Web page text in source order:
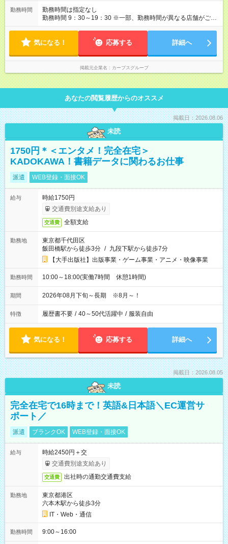
勤務時間
勤務時間は指定なし
勤務時間 9：30～19：30 ※一部、勤務時間が異なる店舗がござ
います。 ＜営業時間＞ 平日／10：00～13：00、15：00～19：
深夜シフトはありません）
気になる！ 応募する 詳細へ
掲載元企業名 カーブスグループ
あなたの閲覧履歴からのオススメ
掲載日：2026.08.06
未読
1750円＊＜エンタメ！完全在宅＞
KADOKAWA！書籍データに関わるお仕事
派遣 WEB登録・面接OK
給与
時給1750円
交通費別途支給あり
交通費 全額支給
勤務地
東京都千代田区
飯田橋駅から徒歩3分 / 九段下駅から徒歩7分
【大手出版社】出版事業・ゲーム事業・アニメ・映像事業
勤務時間 10:00～18:00(実働7時間 休憩1時間)
期間 2026年08月下旬～長期 ※8月～！
特徴 履歴書不要 / 40～50代活躍中 / 服装自由
気になる！ 応募する 詳細へ
掲載日：2026.08.05
未読
完全在宅で16時まで！英語&日本語＼EC運営サ
ポート／
派遣 ブランクOK WEB登録・面接OK
給与
時給2450円＋交
交通費別途支給あり
交通費 出社時の通勤交通費支給
勤務地
東京都港区
六本木駅から徒歩3分
IT・Web・通信
勤務時間 9:00～16:00